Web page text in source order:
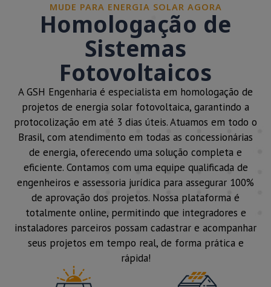
MUDE PARA ENERGIA SOLAR AGORA
Homologação de
Sistemas
Fotovoltaicos
A GSH Engenharia é especialista em homologação de
projetos de energia solar fotovoltaica, garantindo a
protocolização em até 3 dias úteis. Atuamos em todo o
Brasil, com atendimento em todas as concessionárias
de energia, oferecendo uma solução completa e
eficiente. Contamos com uma equipe qualificada de
engenheiros e assessoria jurídica para assegurar 100%
de aprovação dos projetos. Nossa plataforma é
totalmente online, permitindo que integradores e
instaladores parceiros possam cadastrar e acompanhar
seus projetos em tempo real, de forma prática e
rápida!